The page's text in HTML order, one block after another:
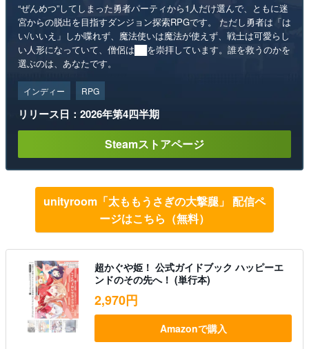
“ぜんめつ”してしまった勇者パーティから1人だけ選んで、ともに迷
宮からの脱出を目指すダンジョン探索RPGです。 ただし勇者は「は
い/いいえ」しか喋れず、魔法使いは魔法が使えず、戦士は可愛らし
い人形になっていて、僧侶は██を崇拝しています。誰を救うのかを
選ぶのは、あなたです。
インディー RPG
リリース日：2026年第4四半期
Steamストアページ
unityroom「太ももうさぎの大撃腿」 配信ペ
ージはこちら（無料）
超かぐや姫！ 公式ガイドブック ハッピーエ
ンドのその先へ！ (単行本)
2,970円
Amazonで購入